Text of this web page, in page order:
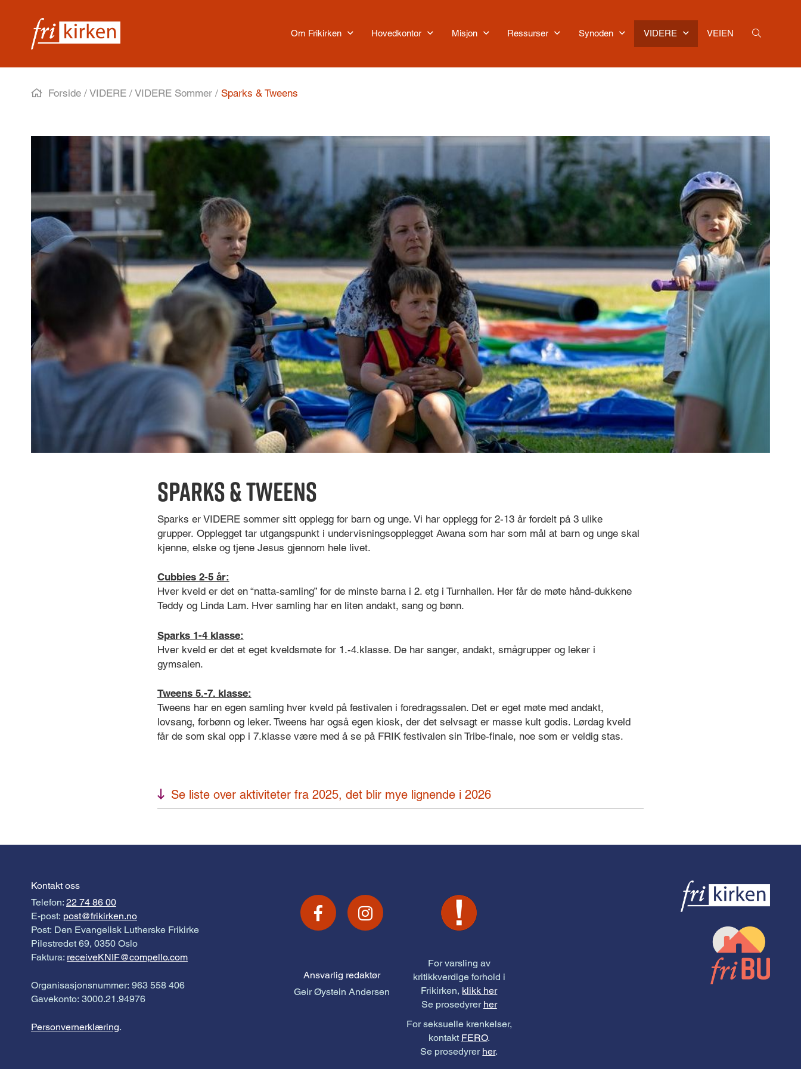
Om Frikirken Hovedkontor Misjon Ressurser Synoden VIDERE VEIEN
Forside / VIDERE / VIDERE Sommer / Sparks & Tweens
Sparks & Tweens
Sparks er VIDERE sommer sitt opplegg for barn og unge. Vi har opplegg for 2-13 år fordelt på 3 ulike
grupper. Opplegget tar utgangspunkt i undervisningsopplegget Awana som har som mål at barn og unge skal
kjenne, elske og tjene Jesus gjennom hele livet.
Cubbies 2-5 år:
Hver kveld er det en “natta-samling” for de minste barna i 2. etg i Turnhallen. Her får de møte hånd-dukkene
Teddy og Linda Lam. Hver samling har en liten andakt, sang og bønn.
Sparks 1-4 klasse:
Hver kveld er det et eget kveldsmøte for 1.-4.klasse. De har sanger, andakt, smågrupper og leker i
gymsalen.
Tweens 5.-7. klasse:
Tweens har en egen samling hver kveld på festivalen i foredragssalen. Det er eget møte med andakt,
lovsang, forbønn og leker. Tweens har også egen kiosk, der det selvsagt er masse kult godis. Lørdag kveld
får de som skal opp i 7.klasse være med å se på FRIK festivalen sin Tribe-finale, noe som er veldig stas.
Se liste over aktiviteter fra 2025, det blir mye lignende i 2026
Kontakt oss
Telefon: 22 74 86 00
E-post: post@frikirken.no
Post: Den Evangelisk Lutherske Frikirke
Pilestredet 69, 0350 Oslo
Faktura: receiveKNIF@compello.com
Organisasjonsnummer: 963 558 406
Gavekonto: 3000.21.94976
Personvernerklæring.
Ansvarlig redaktør
Geir Øystein Andersen
For varsling av
kritikkverdige forhold i
Frikirken, klikk her
Se prosedyrer her
For seksuelle krenkelser,
kontakt FERO.
Se prosedyrer her.